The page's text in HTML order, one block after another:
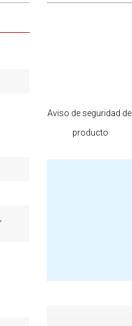
Aviso de seguridad del
producto